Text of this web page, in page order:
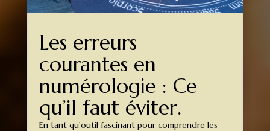
Les erreurs
courantes en
numérologie : Ce
qu’il faut éviter.
En tant qu'outil fascinant pour comprendre les